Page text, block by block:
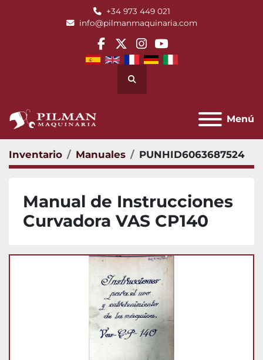
+34 973 449 021
info@pilmanmaquinaria.com
facebook
twitterinstagram
youtube
Buscar
Menú
Inventario Manuales PUNHID6063687524
Manual de Instrucciones
Curvadora VAS CP140